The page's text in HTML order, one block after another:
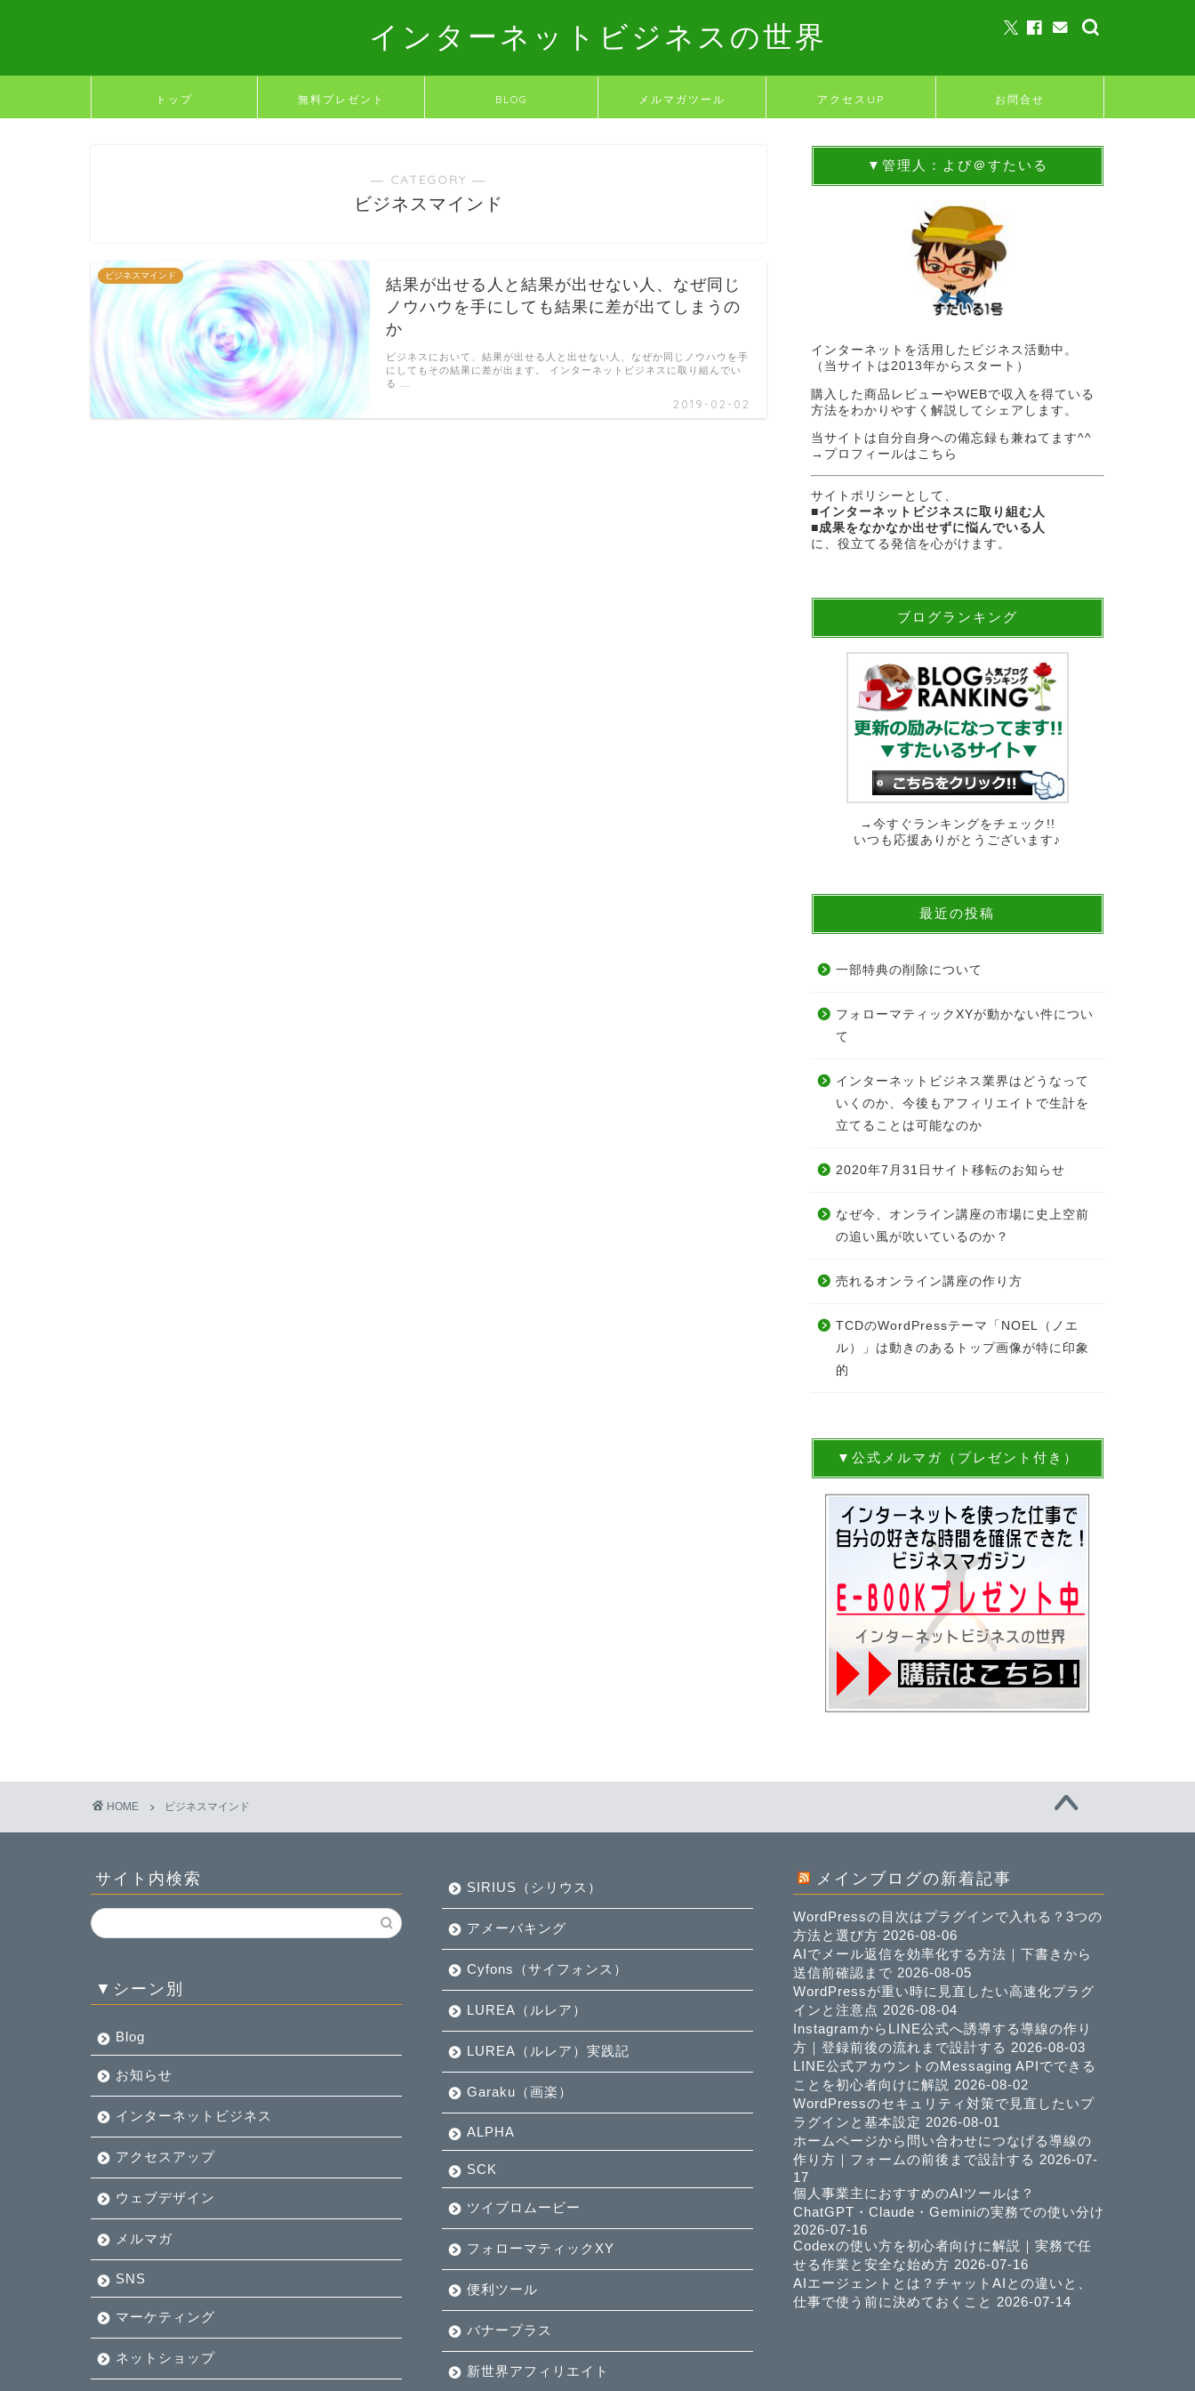
インターネットビジネスの世界
トップ 無料プレゼント BLOG メルマガツール アクセスUP お問合せ
― CATEGORY ―
ビジネスマインド
ビジネスマインド
結果が出せる人と結果が出せない人、なぜ同じ
ノウハウを手にしても結果に差が出てしまうの
か
2019-02-02
ビジネスにおいて、結果が出せる人と出せない人、なぜか同じノウハウを手
にしてもその結果に差が出ます。 インターネットビジネスに取り組んでい
る …
▼管理人：よぴ＠すたいる
インターネットを活用したビジネス活動中。
（当サイトは2013年からスタート）
購入した商品レビューやWEBで収入を得ている
方法をわかりやすく解説してシェアします。
当サイトは自分自身への備忘録も兼ねてます^^
→ プロフィールはこちら
サイトポリシーとして、
■インターネットビジネスに取り組む人
■成果をなかなか出せずに悩んでいる人
に、役立てる発信を心がけます。
ブログランキング
→今すぐランキングをチェック!!
いつも応援ありがとうございます♪
最近の投稿
一部特典の削除について
フォローマティックXYが動かない件につい
て
インターネットビジネス業界はどうなって
いくのか、今後もアフィリエイトで生計を
立てることは可能なのか
2020年7月31日サイト移転のお知らせ
なぜ今、オンライン講座の市場に史上空前
の追い風が吹いているのか？
売れるオンライン講座の作り方
TCDのWordPressテーマ「NOEL（ノエ
ル）」は動きのあるトップ画像が特に印象
的
▼公式メルマガ（プレゼント付き）
HOME ビジネスマインド
サイト内検索
▼シーン別
Blog
お知らせ
インターネットビジネス
アクセスアップ
ウェブデザイン
メルマガ
SNS
マーケティング
ネットショップ
SIRIUS（シリウス）
アメーバキング
Cyfons（サイフォンス）
LUREA（ルレア）
LUREA（ルレア）実践記
Garaku（画楽）
ALPHA
SCK
ツイブロムービー
フォローマティックXY
便利ツール
バナープラス
新世界アフィリエイト
メインブログの新着記事
WordPressの目次はプラグインで入れる？3つの
方法と選び方 2026-08-06
AIでメール返信を効率化する方法｜下書きから
送信前確認まで 2026-08-05
WordPressが重い時に見直したい高速化プラグ
インと注意点 2026-08-04
InstagramからLINE公式へ誘導する導線の作り
方｜登録前後の流れまで設計する 2026-08-03
LINE公式アカウントのMessaging APIでできる
ことを初心者向けに解説 2026-08-02
WordPressのセキュリティ対策で見直したいプ
ラグインと基本設定 2026-08-01
ホームページから問い合わせにつなげる導線の
作り方｜フォームの前後まで設計する 2026-07-
17
個人事業主におすすめのAIツールは？
ChatGPT・Claude・Geminiの実務での使い分け
2026-07-16
Codexの使い方を初心者向けに解説｜実務で任
せる作業と安全な始め方 2026-07-16
AIエージェントとは？チャットAIとの違いと、
仕事で使う前に決めておくこと 2026-07-14